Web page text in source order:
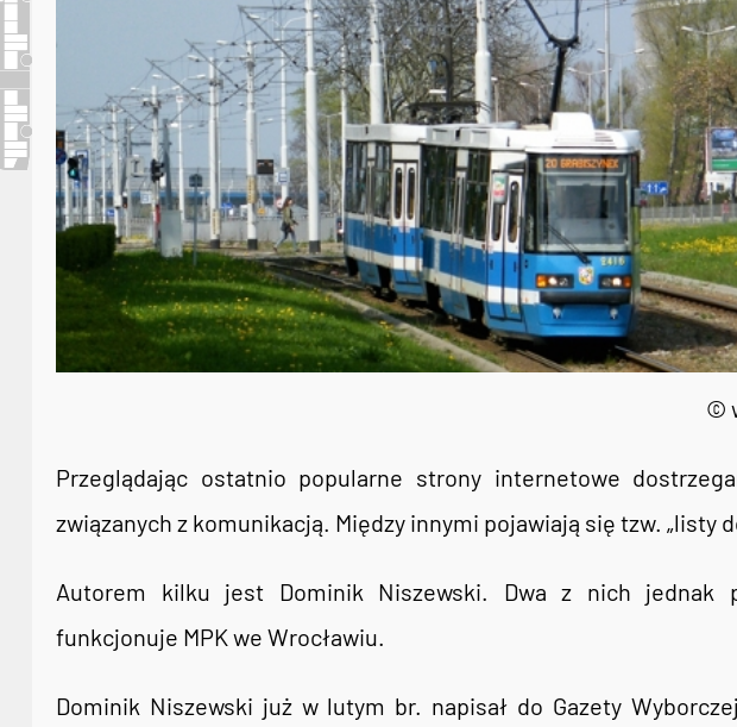
©
Przeglądając ostatnio popularne strony internetowe
związanych z komunikacją. Między innymi pojawiają się tzw. „listy
Autorem kilku jest Dominik Niszewski. Dwa z nich jednak
funkcjonuje MPK we Wrocławiu.
Dominik Niszewski już w lutym br. napisał do Gazety